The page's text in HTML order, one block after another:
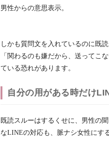
男性からの意思表示。
しかも質問文を入れているのに既
「関わるのも嫌だから、送ってこ
ている恐れがあります。
自分の用がある時だけ
既読スルーはするくせに、男性の
なLINEの対応も、脈ナシ女性にす